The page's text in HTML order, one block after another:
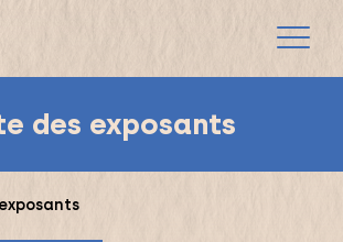
des exposants